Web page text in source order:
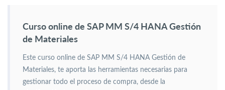
Curso online de SAP MM S/4 HANA Gestión
de Materiales
Este curso online de SAP MM S/4 HANA Gestión de
Materiales, te aporta las herramientas necesarias para
gestionar todo el proceso de compra, desde la